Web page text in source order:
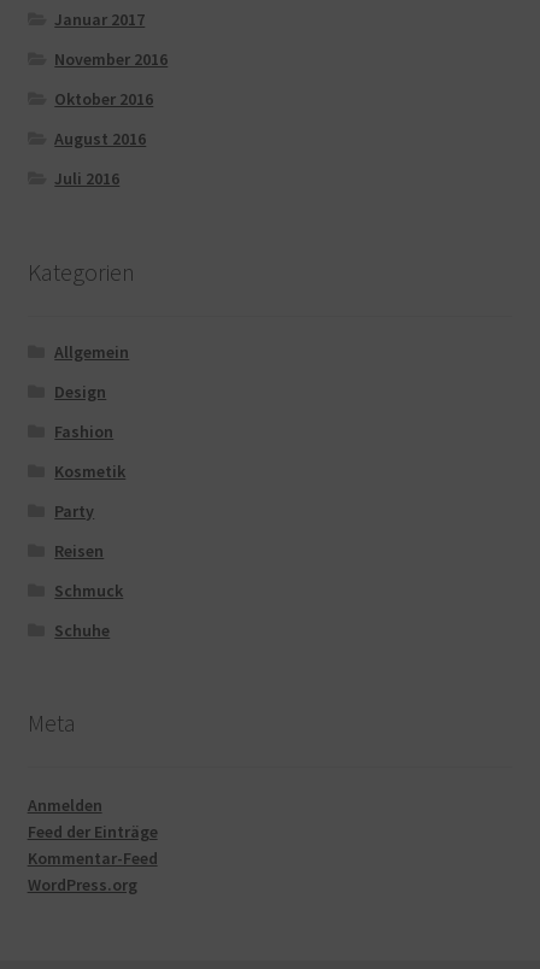
Januar 2017
November 2016
Oktober 2016
August 2016
Juli 2016
Kategorien
Allgemein
Design
Fashion
Kosmetik
Party
Reisen
Schmuck
Schuhe
Meta
Anmelden
Feed der Einträge
Kommentar-Feed
WordPress.org